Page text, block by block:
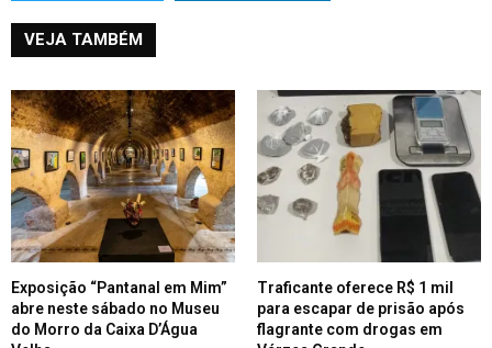
VEJA TAMBÉM
Exposição “Pantanal em Mim”
abre neste sábado no Museu
do Morro da Caixa D’Água
Traficante oferece R$ 1 mil
para escapar de prisão após
flagrante com drogas em